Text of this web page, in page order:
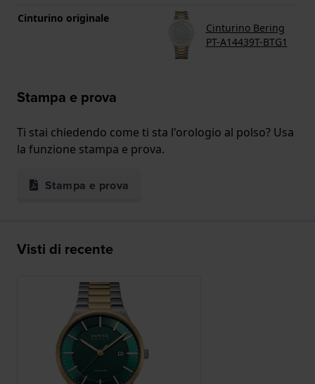
Cinturino originale
Cinturino Bering
PT-A14439T-BTG1
Stampa e prova
Ti stai chiedendo come ti sta l'orologio al polso? Usa
la funzione stampa e prova.
Stampa e prova
Visti di recente